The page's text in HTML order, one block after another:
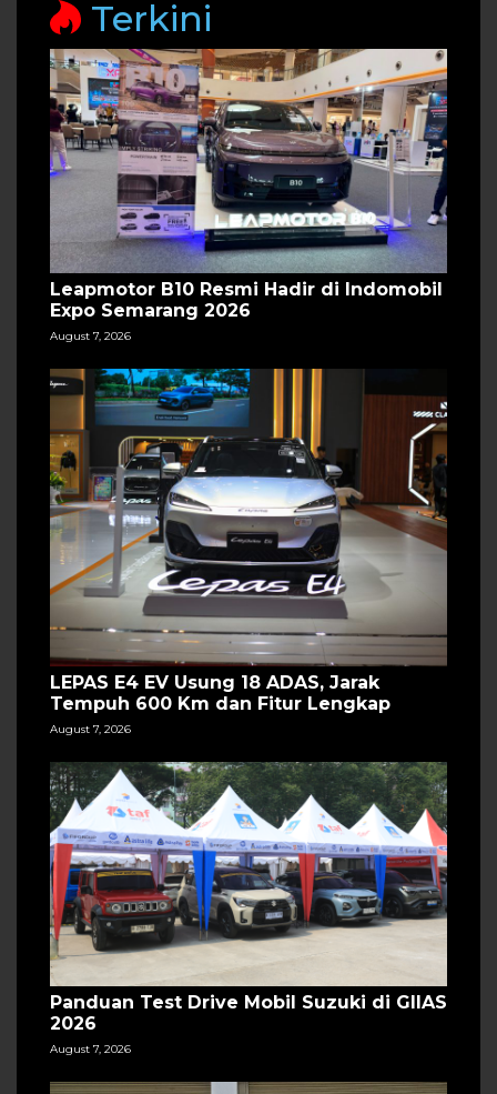
Terkini
Leapmotor B10 Resmi Hadir di Indomobil
Expo Semarang 2026
August 7, 2026
LEPAS E4 EV Usung 18 ADAS, Jarak
Tempuh 600 Km dan Fitur Lengkap
August 7, 2026
Panduan Test Drive Mobil Suzuki di GIIAS
2026
August 7, 2026